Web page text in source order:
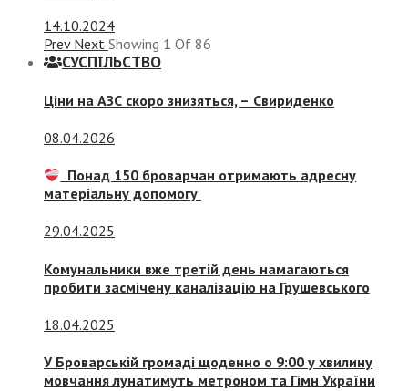
14.10.2024
Prev Next Showing 1 Of 86
СУСПIЛЬСТВО
Ціни на АЗС скоро знизяться, – Свириденко
08.04.2026
Понад 150 броварчан отримають адресну
матеріальну допомогу
29.04.2025
Комунальники вже третій день намагаються
пробити засмічену каналізацію на Грушевського
18.04.2025
У Броварській громаді щоденно о 9:00 у хвилину
мовчання лунатимуть метроном та Гімн України